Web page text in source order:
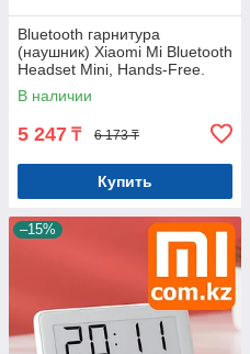
Bluetooth гарнитура
(наушник) Xiaomi Mi Bluetooth
Headset Mini, Hands-Free.
Оригинал. Арт.5972
В наличии
5 247 ₸ 6 173 ₸
Купить
–15%